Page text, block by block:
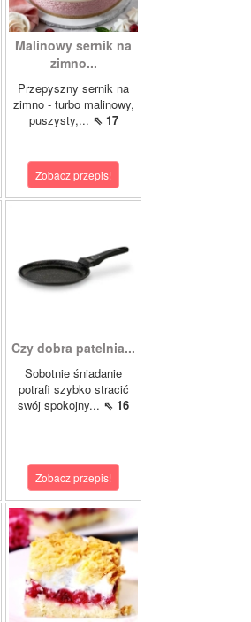
Malinowy sernik na
zimno...
Przepyszny sernik na
zimno - turbo malinowy,
puszysty,... ⇖ 17
Zobacz przepis!
Czy dobra patelnia...
Sobotnie śniadanie
potrafi szybko stracić
swój spokojny... ⇖ 16
Zobacz przepis!